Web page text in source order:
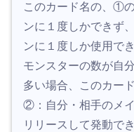
このカード名の、①
ンに１度しかできず
ンに１度しか使用で
モンスターの数が自
多い場合、このカー
②：自分・相手のメ
リリースして発動で